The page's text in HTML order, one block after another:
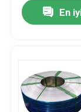
Hakkımızda
En